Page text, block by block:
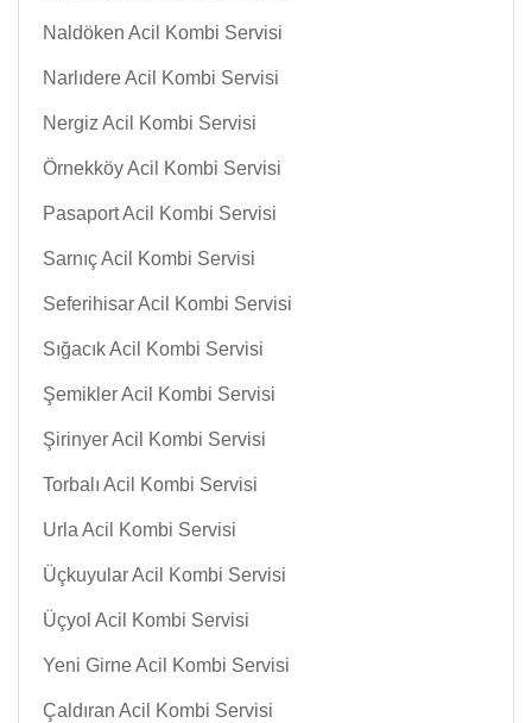
Naldöken Acil Kombi Servisi
Narlıdere Acil Kombi Servisi
Nergiz Acil Kombi Servisi
Örnekköy Acil Kombi Servisi
Pasaport Acil Kombi Servisi
Sarnıç Acil Kombi Servisi
Seferihisar Acil Kombi Servisi
Sığacık Acil Kombi Servisi
Şemikler Acil Kombi Servisi
Şirinyer Acil Kombi Servisi
Torbalı Acil Kombi Servisi
Urla Acil Kombi Servisi
Üçkuyular Acil Kombi Servisi
Üçyol Acil Kombi Servisi
Yeni Girne Acil Kombi Servisi
Çaldıran Acil Kombi Servisi